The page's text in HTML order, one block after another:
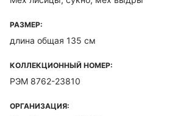
РАЗМЕР:
длина общая 135 см
КОЛЛЕКЦИОННЫЙ НОМЕР:
РЭМ 8762-23810
ОРГАНИЗАЦИЯ: